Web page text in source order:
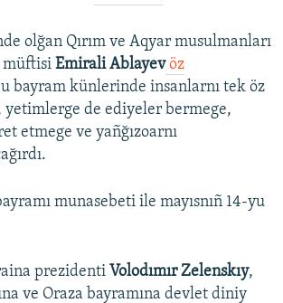
olğan Qırım ve Aqyar musulmanları
müftisi Emirali Ablayevöz
bayram künlerinde insanlarnı tek öz
yetimlerge de ediyeler bermege,
etmege ve yañğızoarnı
munasebeti ile mayısnıñ 14-yu
prezidenti Volodımır Zelenskıy,
ve Oraza bayramına devlet diniy